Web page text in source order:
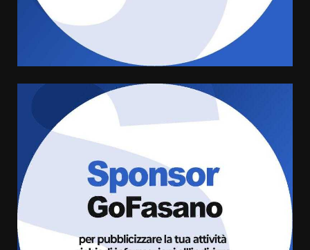
universitari del bando “La strada
giusta”
Rivoluzione”: nuovo
appuntamento con “Fasano in
Banda”
7 Agosto 2026 06:05
US Fasano, Scianaro: “Profonda
amarezza per esclusione dal
campionato di calcio”
7 Agosto 2026 06:00